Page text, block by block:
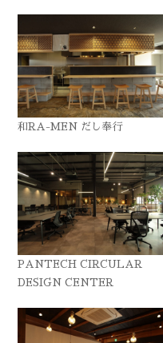
和RA-MEN だし奉行
PANTECH CIRCULAR
DESIGN CENTER